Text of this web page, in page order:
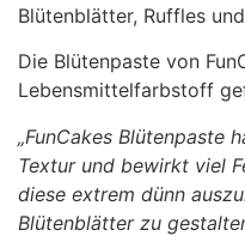
Blütenblätter, Ruffles
Die Blütenpaste von
Lebensmittelfarbstoff
„FunCakes Blütenpaste
Textur und bewirkt viel
diese extrem dünn
Blütenblätter zu